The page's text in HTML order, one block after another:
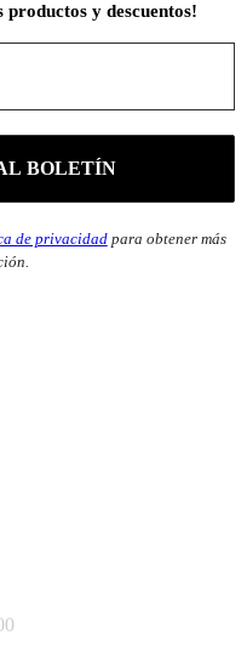
y descuentos!
de privacidadpara obtener más